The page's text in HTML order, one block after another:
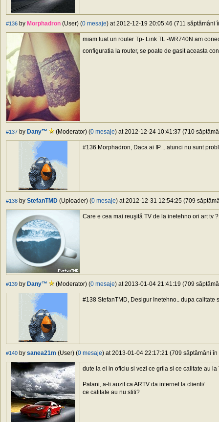
#136 by Morphadron (User) (0 mesaje) at 2012-12-19 20:05:46 (711 săptămâni
miam luat un router Tp- Link TL -WR740N am
configuratia la router, se poate de gasit aceasta
#137 by Dany™ (Moderator) (0 mesaje) at 2012-12-24 10:41:37 (710
#136 Morphadron, Daca ai IP .. atunci nu sunt
#138 by StefanTMD (Uploader) (0 mesaje) at 2012-12-31 12:54:25 (709
Care e cea mai reuşită TV de la inetehno ori art tv ?
#139 by Dany™ (Moderator) (0 mesaje) at 2013-01-04 21:41:19 (709
#138 StefanTMD, Desigur Inetehno.. dupa calitate
#140 by sanea21m (User) (0 mesaje) at 2013-01-04 22:17:21 (709 săptămâni în
dute la ei in oficiu si vezi ce grila si ce calitate au la
Patani, a-ti auzit ca ARTV da internet la clienti/
ce calitate au nu stiti?